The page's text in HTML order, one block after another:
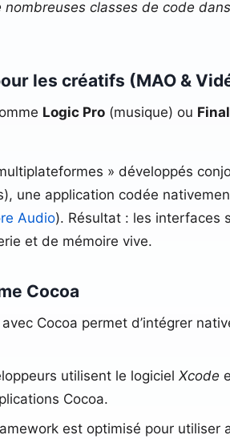
nombreuses classes de code
les créatifs (MAO &
Logic Pro(musique) ou
» développés
une application codée
Audio). Résultat : les interfaces
et de mémoire vive.
Cocoa
Cocoa permet d’intégrer
utilisent le logiciel Xcode
Cocoa.
est optimisé pour utiliser